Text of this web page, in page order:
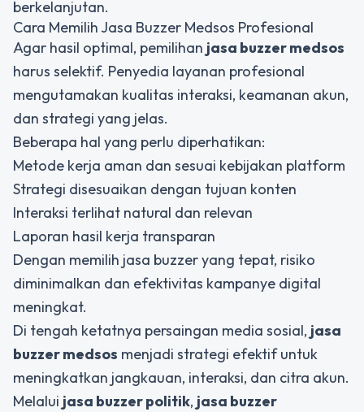
berkelanjutan.
Cara Memilih Jasa Buzzer Medsos Profesional
Agar hasil optimal, pemilihan jasa buzzer medsos
harus selektif. Penyedia layanan profesional
mengutamakan kualitas interaksi, keamanan akun,
dan strategi yang jelas.
Beberapa hal yang perlu diperhatikan:
Metode kerja aman dan sesuai kebijakan platform
Strategi disesuaikan dengan tujuan konten
Interaksi terlihat natural dan relevan
Laporan hasil kerja transparan
Dengan memilih jasa buzzer yang tepat, risiko
diminimalkan dan efektivitas kampanye digital
meningkat.
Di tengah ketatnya persaingan media sosial, jasa
buzzer medsos menjadi strategi efektif untuk
meningkatkan jangkauan, interaksi, dan citra akun.
Melalui jasa buzzer politik, jasa buzzer